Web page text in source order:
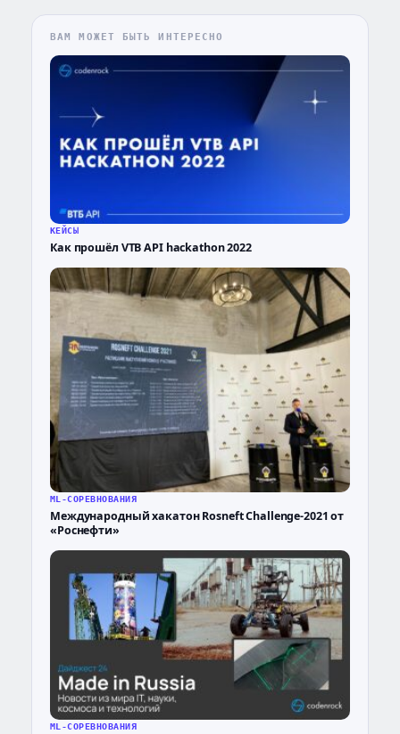
ВАМ МОЖЕТ БЫТЬ ИНТЕРЕСНО
КЕЙСЫ
Как прошёл VTB API hackathon 2022
ML-СОРЕВНОВАНИЯ
Международный хакатон Rosneft Challenge-2021 от
«Роснефти»
ML-СОРЕВНОВАНИЯ